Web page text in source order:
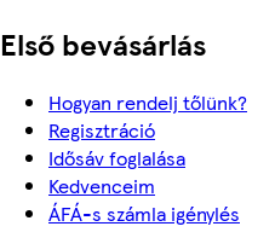
Első bevásárlás
Hogyan rendelj tőlünk?
Regisztráció
Idősáv foglalása
Kedvenceim
ÁFÁ-s számla igénylés